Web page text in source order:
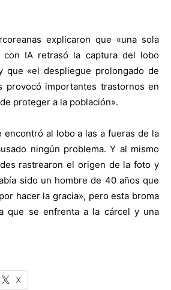
explicaron que «una sola
con IA retrasó la captura del lobo
que «el despliegue prolongado de
provocó importantes trastornos en
proteger a la población».
encontró al lobo a las a fueras de la
ningún problema. Y al mismo
rastrearon el origen de la foto y
sido un hombre de 40 años que
hacer la gracia», pero esta broma
que se enfrenta a la cárcel y una
X